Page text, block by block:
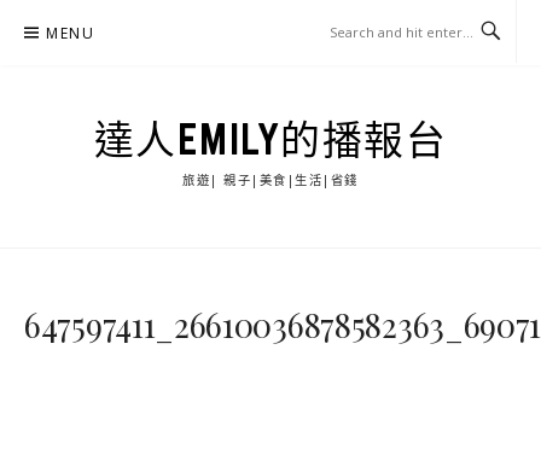
MENU
達人EMILY的播報台
旅遊| 親子|美食|生活|省錢